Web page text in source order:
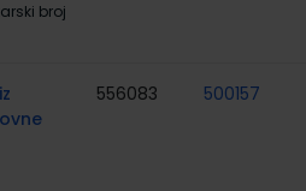
broj
556083 500157